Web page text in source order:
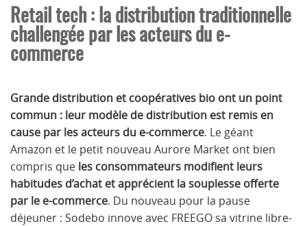
Retail tech : la distribution traditionnelle
challengée par les acteurs du e-
commerce
Grande distribution et coopératives bio ont un point
commun : leur modèle de distribution est remis en
cause par les acteurs du e-commerce. Le géant
Amazon et le petit nouveau Aurore Market ont bien
compris que les consommateurs modifient leurs
habitudes d’achat et apprécient la souplesse offerte
par le e-commerce. Du nouveau pour la pause
déjeuner : Sodebo innove avec FREEGO sa vitrine libre-